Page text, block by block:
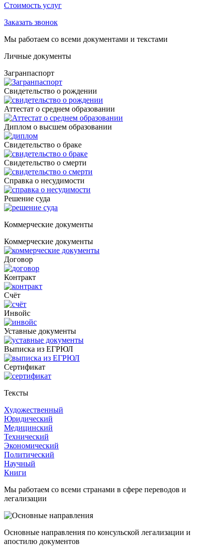
Стоимость услуг
Заказать звонок
Мы работаем со всеми документами и текстами
Личные документы
Загранпаспорт
Cвидетельство о рождении
Аттестат о среднем образовании
Диплом о высшем образовании
Свидетельство о браке
Свидетельство о смерти
Справка о несудимости
Решение суда
Коммерческие документы
Коммерческие документы
Договор
Контракт
Счёт
Инвойс
Уставные документы
Выписка из ЕГРЮЛ
Cертификат
Тексты
Художественный
Юридический
Медицинский
Технический
Экономический
Политический
Научный
Книги
Мы работаем со всеми странами в сфере переводов и
легализации
Основные направления по консульской легализации и
апостилю документов